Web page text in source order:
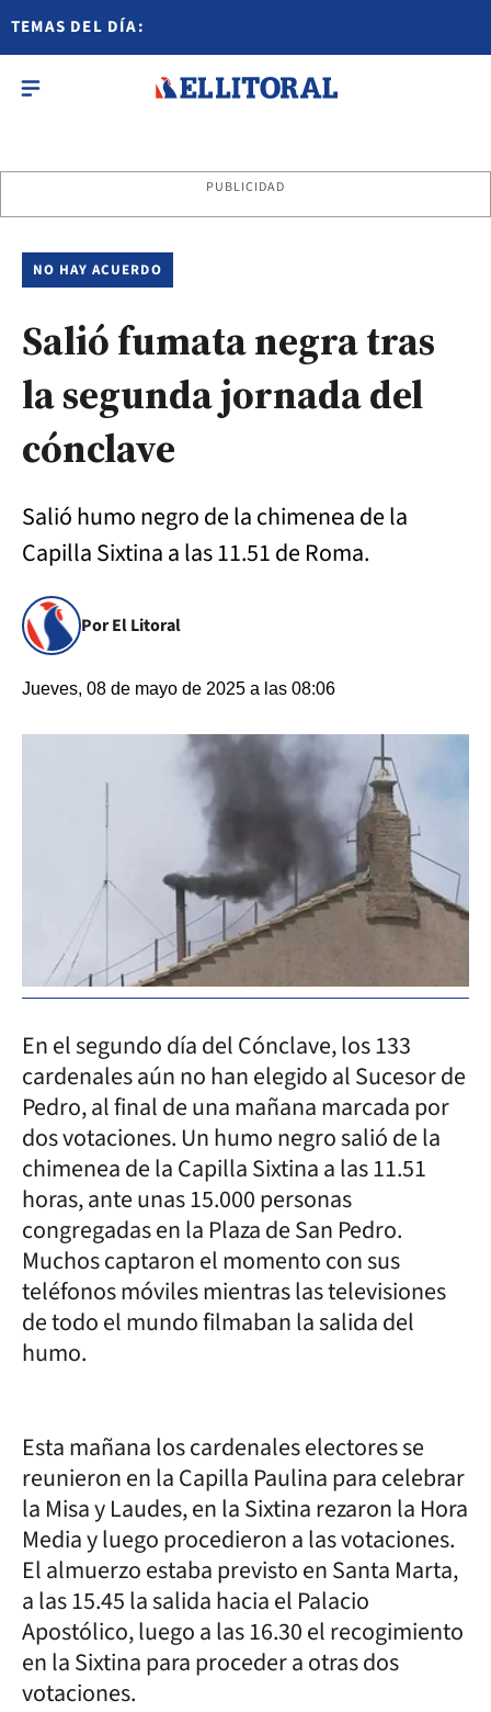
TEMAS DEL DÍA:
PUBLICIDAD
NO HAY ACUERDO
Salió fumata negra tras
la segunda jornada del
cónclave
Salió humo negro de la chimenea de la
Capilla Sixtina a las 11.51 de Roma.
Por El Litoral
Jueves, 08 de mayo de 2025 a las 08:06
En el segundo día del Cónclave, los 133
cardenales aún no han elegido al Sucesor de
Pedro, al final de una mañana marcada por
dos votaciones. Un humo negro salió de la
chimenea de la Capilla Sixtina a las 11.51
horas, ante unas 15.000 personas
congregadas en la Plaza de San Pedro.
Muchos captaron el momento con sus
teléfonos móviles mientras las televisiones
de todo el mundo filmaban la salida del
humo.
Esta mañana los cardenales electores se
reunieron en la Capilla Paulina para celebrar
la Misa y Laudes, en la Sixtina rezaron la Hora
Media y luego procedieron a las votaciones.
El almuerzo estaba previsto en Santa Marta,
a las 15.45 la salida hacia el Palacio
Apostólico, luego a las 16.30 el recogimiento
en la Sixtina para proceder a otras dos
votaciones.